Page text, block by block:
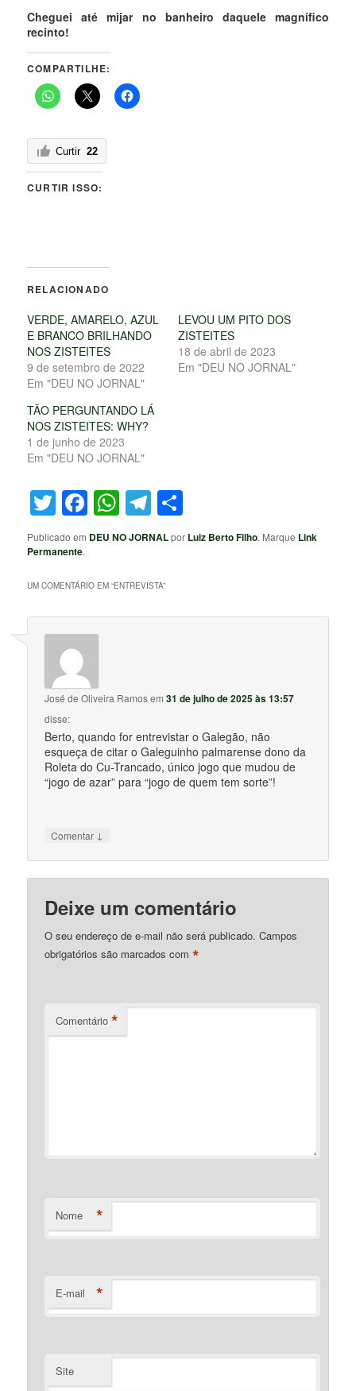
Cheguei até mijar no banheiro daquele magnífico
recinto!
COMPARTILHE:
Curtir 22
CURTIR ISSO:
RELACIONADO
VERDE, AMARELO, AZUL
E BRANCO BRILHANDO
NOS ZISTEITES
9 de setembro de 2022
Em "DEU NO JORNAL"
LEVOU UM PITO DOS
ZISTEITES
18 de abril de 2023
Em "DEU NO JORNAL"
TÃO PERGUNTANDO LÁ
NOS ZISTEITES: WHY?
1 de junho de 2023
Em "DEU NO JORNAL"
Twitter
Facebook
WhatsApp
Telegram
Publicado em DEU NO JORNALpor Luiz Berto Filho. Marque Link
Permanente.
UM COMENTÁRIO EM “ENTREVISTA”
José de Oliveira Ramosem31 de julho de 2025 às 13:57
disse:
Berto, quando for entrevistar o Galegão, não
esqueça de citar o Galeguinho palmarense dono da
Roleta do Cu-Trancado, único jogo que mudou de
“jogo de azar” para “jogo de quem tem sorte”!
Comentar ↓
Deixe um comentário
O seu endereço de e-mail não será publicado. Campos
obrigatórios são marcados com*
Comentário *
Nome *
E-mail *
Site